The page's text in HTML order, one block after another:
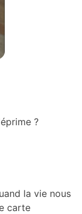
?
la vie nous
carte